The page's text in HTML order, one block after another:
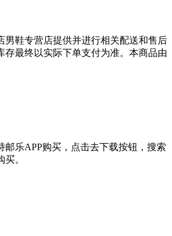
男鞋专营店提供并进行相关配送和售后
存最终以实际下单支付为准。本商品由
邮乐APP购买，点击去下载按钮，搜索
。